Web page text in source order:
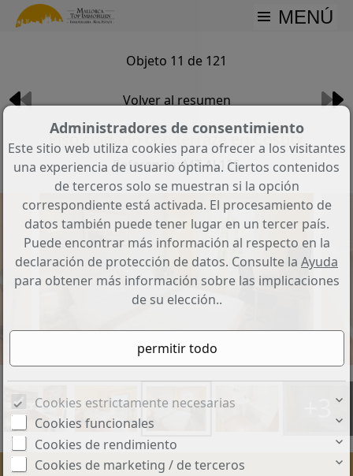
MENÚ
Objeto 11 de 121
Volver al resumen
Piso cuidado con terraza en Costitx
Referencia: MT-AL125
Schlafzimmer
Administradores de consentimiento
Este sitio web utiliza cookies para ofrecer a los visitantes
una experiencia de usuario óptima. Ciertos contenidos
de terceros solo se muestran si la opción
correspondiente está activada. El procesamiento de
datos también puede tener lugar en un tercer país.
Puede encontrar más información al respecto en la
declaración de protección de datos. Consulte la Ayuda
para obtener más información sobre las implicaciones
de su elección..
Cookies estrictamente necesarias
Cookies funcionales
Cookies de rendimiento
Cookies de marketing / de terceros